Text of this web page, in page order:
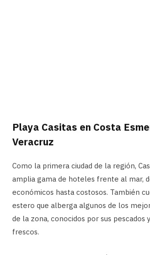
Playa Casitas en Costa
Veracruz
Como la primera ciudad de la región,
amplia gama de hoteles frente al mar,
económicos hasta costosos. También
estero que alberga algunos de los
de la zona, conocidos por sus pescados
frescos.